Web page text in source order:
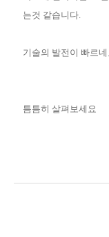
는것 같습니다.
기술의 발전이 빠르네
틈틈히 살펴보세요